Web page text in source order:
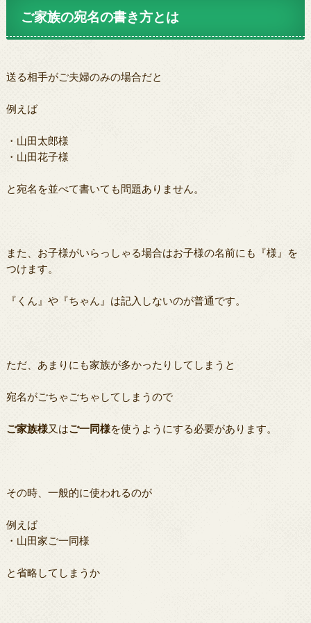
ご家族の宛名の書き方とは
送る相手がご夫婦のみの場合だと
例えば
・山田太郎様
・山田花子様
と宛名を並べて書いても問題ありません。
また、お子様がいらっしゃる場合はお子様の名前にも『様』を
つけます。
『くん』や『ちゃん』は記入しないのが普通です。
ただ、あまりにも家族が多かったりしてしまうと
宛名がごちゃごちゃしてしまうので
ご家族様又はご一同様を使うようにする必要があります。
その時、一般的に使われるのが
例えば
・山田家ご一同様
と省略してしまうか